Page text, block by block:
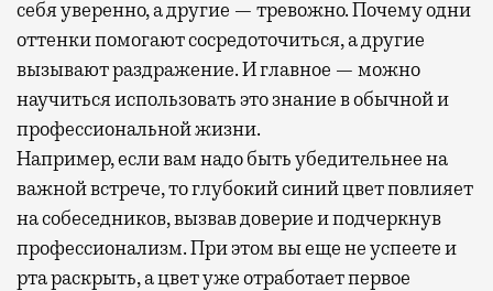
себя уверенно, а другие — тревожно. Почему одни
оттенки помогают сосредоточиться, а другие
вызывают раздражение. И главное — можно
научиться использовать это знание в обычной и
профессиональной жизни.
Например, если вам надо быть убедительнее на
важной встрече, то глубокий синий цвет повлияет
на собеседников, вызвав доверие и подчеркнув
профессионализм. При этом вы еще не успеете и
рта раскрыть, а цвет уже отработает первое